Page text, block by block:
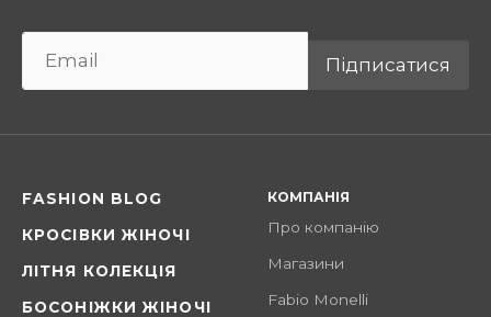
Підписатися
FASHION BLOG
КРОСІВКИ ЖІНОЧІ
ЛІТНЯ КОЛЕКЦІЯ
БОСОНІЖКИ ЖІНОЧІ
КОМПАНІЯ
Про компанію
Магазини
Fabio Monelli